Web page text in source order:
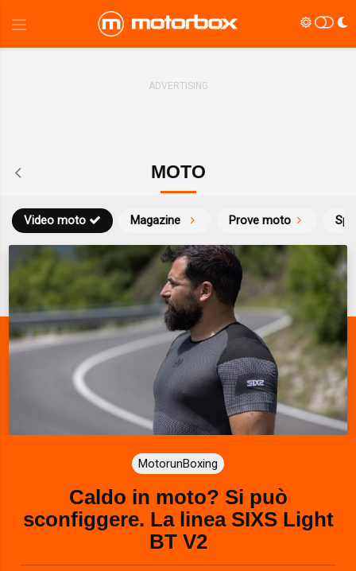
MOTO
Magazine Prove moto
Video moto
MotorunBoxing
Caldo in moto? Si può
sconfiggere. La linea SIXS Light
BT V2